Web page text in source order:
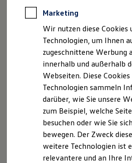
Elektromobilität
Elektroautos
Elektrofahrzeugkonzepte
ID. EVERY1
Reichweite
Reichweite der ID.
Reichweite im
Rekuperation
Laden
Laden unterwegs
Laden Zuhause
Ladestationen finden
Ladezeitensimulator
Sicherheit
Garantie und
Nachhaltigkeit
Mit der optionalen
Abhängigkeit von Motorisierung
Zuglasten vonbis zu 2.500 kg
benötigt, kann sie einfach unter
werden. Mit einerStützlast von
sich zudem hervorragend für den
Sind Sie schonmal mit einem
Trailer Assist wird das
geben die gewünschte
Trailer Assist übernimmt das
Gas geben, bremsen und den
Marketing
Wir nutzen diese Cookies
Technologien, um Ihnen
zugeschnittene Werbung
innerhalb und außerhalb
Webseiten. Diese
Technologien sammeln
darüber, wie Sie unsere
zum Beispiel, welche
besuchen oder wie Sie
bewegen. Der Zweck
weitere Technologien ist
relevantere und an Ihre